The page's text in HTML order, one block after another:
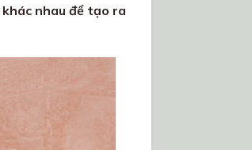
nhau để tạo ra